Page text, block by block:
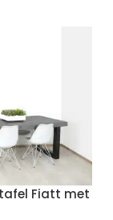
Fiatt met